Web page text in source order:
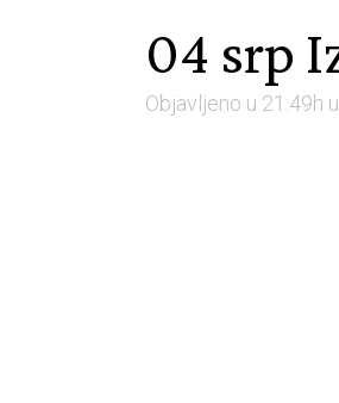
04 srp
Objavljeno u 21:49h